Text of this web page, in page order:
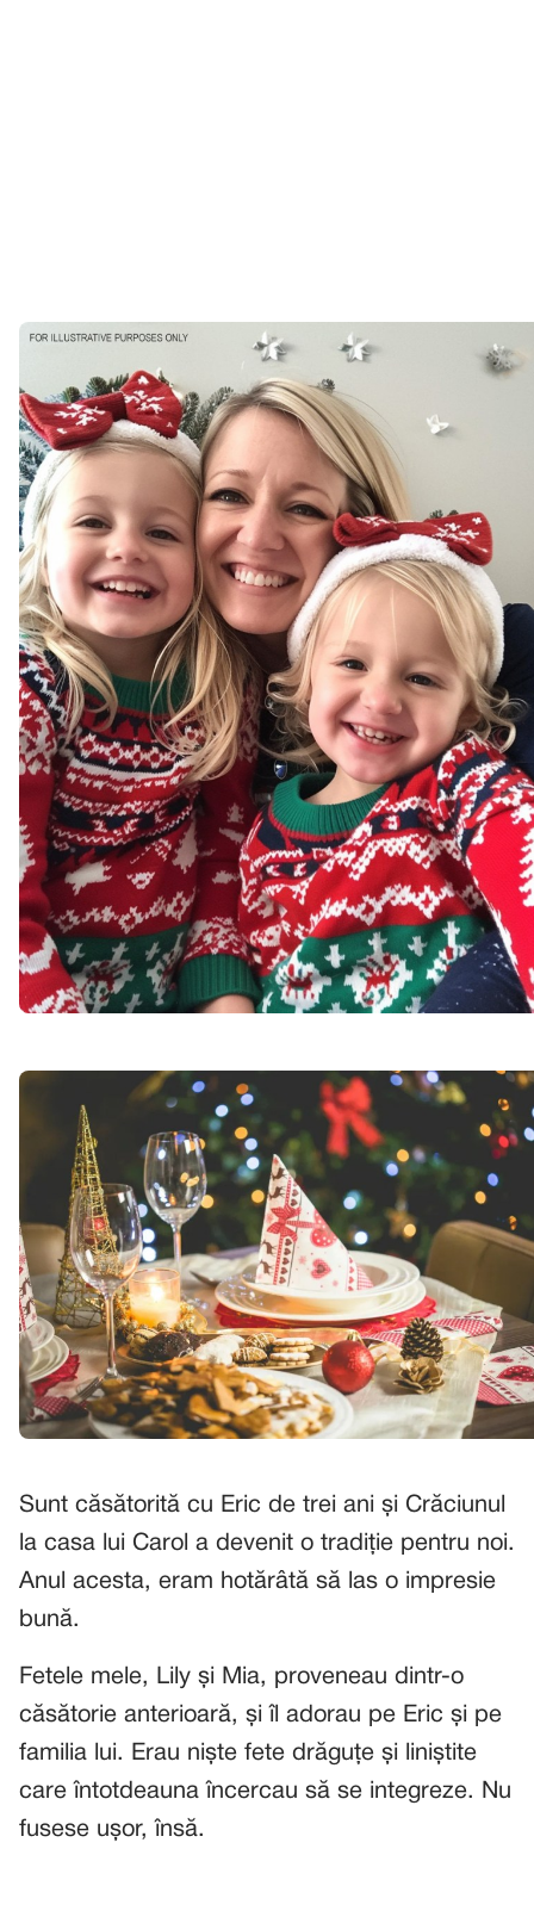
Sunt căsătorită cu Eric de trei ani și Crăciunul
la casa lui Carol a devenit o tradiție pentru noi.
Anul acesta, eram hotărâtă să las o impresie
bună.
Fetele mele, Lily și Mia, proveneau dintr-o
căsătorie anterioară, și îl adorau pe Eric și pe
familia lui. Erau niște fete drăguțe și liniștite
care întotdeauna încercau să se integreze. Nu
fusese ușor, însă.